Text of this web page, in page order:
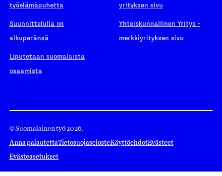
työelämäpuhetta
Suunnittelulla on
alkuperänsä
Liputetaan suomalaista
osaamista
yrityksen sivu
Yhteiskunnallinen Yritys -
merkkiyrityksen sivu
© Suomalainen työ 2026.
Anna palautettaTietosuojaselosteKäyttöehdotEvästeet
Evästeasetukset